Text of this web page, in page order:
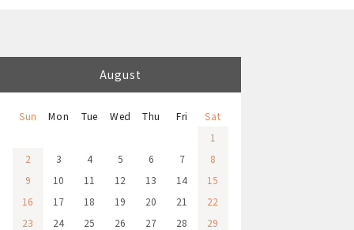
August
Sun Mon Tue Wed Thu Fri
Sat
1
2
3 4 5 6 7
8
9
10 11 12 13 14
15
16
17 18 19 20 21
22
23
24 25 26 27 28
29